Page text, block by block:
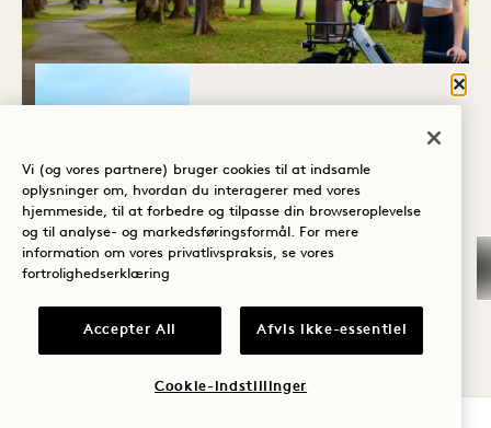
KŪPONO E-BIKE-TUR
TORS
Luk
HVAD BRINGER
DIG TIL HANALEI
BAY?
Velvære
Golf
Romantik
familien
Vi (og vores partnere) bruger cookies til at indsamle
oplysninger om, hvordan du interagerer med vores
hjemmeside, til at forbedre og tilpasse din browseroplevelse
og til analyse- og markedsføringsformål. For mere
information om vores privatlivspraksis, se vores
fortrolighedserklæring
Accepter All Afvis ikke-essentiel
Cookie-indstillinger